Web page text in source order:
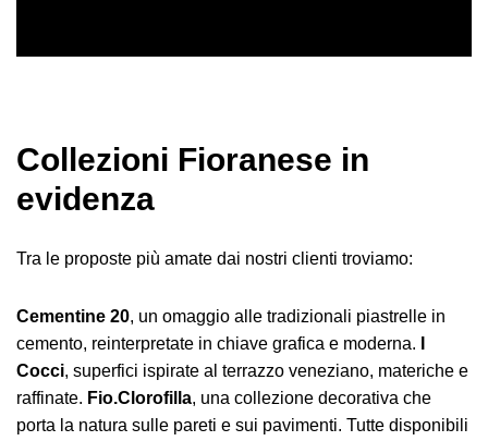
Collezioni Fioranese in
evidenza
Tra le proposte più amate dai nostri clienti troviamo:
Cementine 20, un omaggio alle tradizionali piastrelle in
cemento, reinterpretate in chiave grafica e moderna.
Cocci, superfici ispirate al terrazzo veneziano, materiche e
raffinate. Fio.Clorofilla, una collezione decorativa che
porta la natura sulle pareti e sui pavimenti. Tutte disponibili